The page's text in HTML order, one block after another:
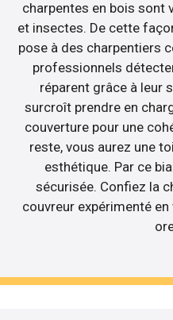
charpentes en bois sont
et insectes. De cette
pose à des charpentiers
professionnels
réparent grâce à leur
surcroît prendre en
couverture pour une
reste, vous aurez une
esthétique. Par ce
sécurisée. Confiez la
couvreur expérimenté